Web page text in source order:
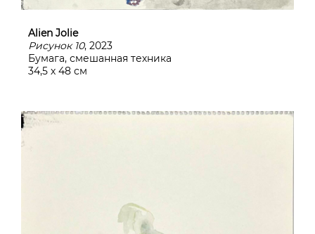
Alien Jolie
Рисунок 10, 2023
Бумага, смешанная техника
34,5 х 48 см